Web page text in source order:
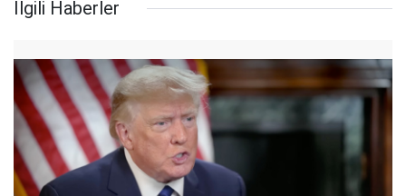
İlgili Haberler